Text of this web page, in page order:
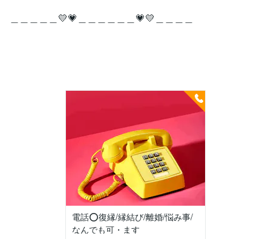
＿＿＿＿＿💛💗＿＿＿＿＿＿💗💛＿＿＿＿
電話⭕復縁/縁結び/離婚/悩み事/
なんでも可・ます